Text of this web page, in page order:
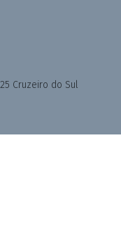
Cruzeiro do Sul